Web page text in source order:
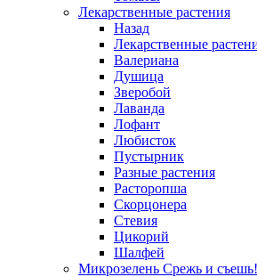
Лекарственные растения
Назад
Лекарственные
Валериана
Душица
Зверобой
Лаванда
Лофант
Любисток
Пустырник
Разные растения
Расторопша
Скорцонера
Стевия
Цикорий
Шалфей
Микрозелень Срежь и